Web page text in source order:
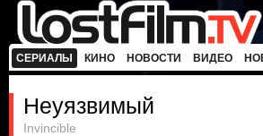
СЕРИАЛЫ КИНО НОВОСТИ ВИДЕО
Неуязвимый
Invincible